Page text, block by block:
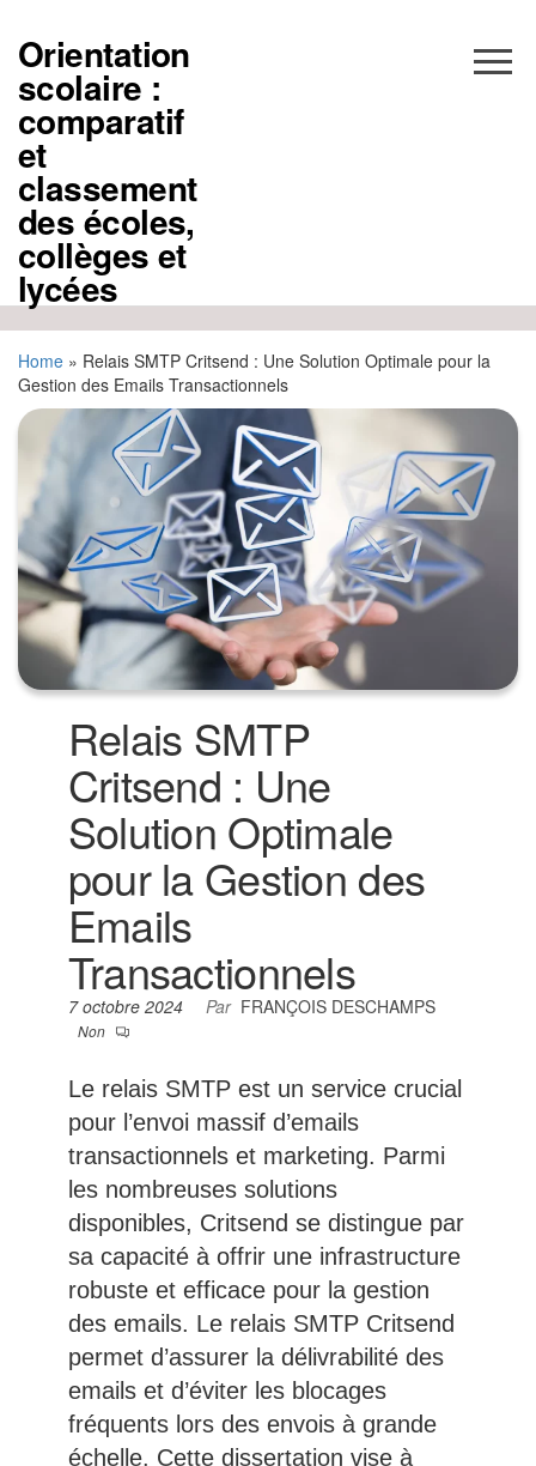
contenu
Orientation
scolaire :
comparatif
et
classement
des écoles,
collèges et
lycées
Home » Relais SMTP Critsend : Une Solution Optimale pour la
Gestion des Emails Transactionnels
Relais SMTP
Critsend : Une
Solution Optimale
pour la Gestion des
Emails
Transactionnels
7 octobre 2024 Par FRANÇOIS DESCHAMPS
Non
Le relais SMTP est un service crucial
pour l’envoi massif d’emails
transactionnels et marketing. Parmi
les nombreuses solutions
disponibles, Critsend se distingue par
sa capacité à offrir une infrastructure
robuste et efficace pour la gestion
des emails. Le relais SMTP Critsend
permet d’assurer la délivrabilité des
emails et d’éviter les blocages
fréquents lors des envois à grande
échelle. Cette dissertation vise à